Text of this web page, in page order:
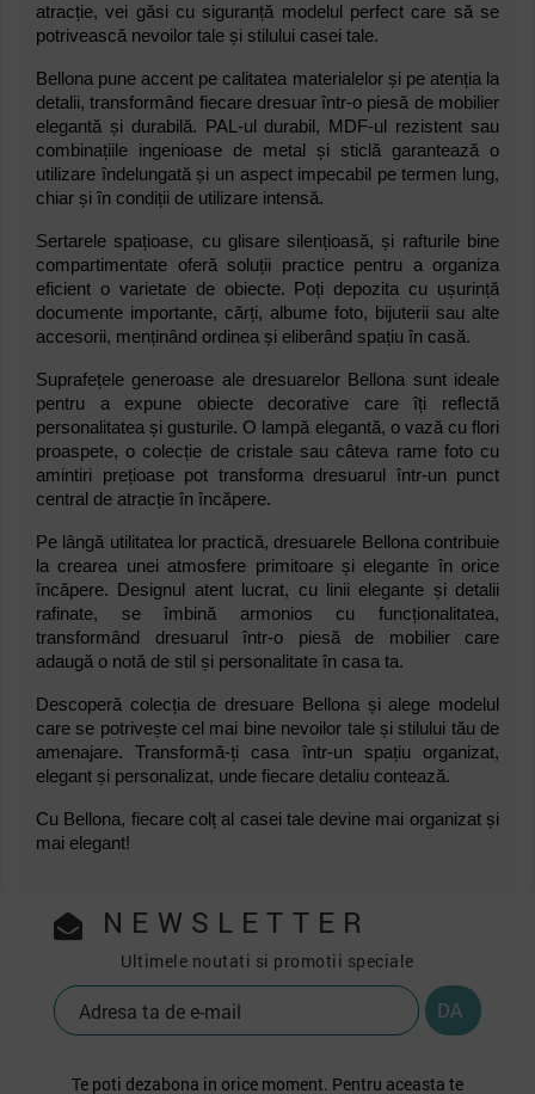
atracție, vei găsi cu siguranță modelul perfect care să se
potrivească nevoilor tale și stilului casei tale.
Bellona pune accent pe calitatea materialelor și pe atenția la
detalii, transformând fiecare dresuar într-o piesă de mobilier
elegantă și durabilă. PAL-ul durabil, MDF-ul rezistent sau
combinațiile ingenioase de metal și sticlă garantează o
utilizare îndelungată și un aspect impecabil pe termen lung,
chiar și în condiții de utilizare intensă.
Sertarele spațioase, cu glisare silențioasă, și rafturile bine
compartimentate oferă soluții practice pentru a organiza
eficient o varietate de obiecte. Poți depozita cu ușurință
documente importante, cărți, albume foto, bijuterii sau alte
accesorii, menținând ordinea și eliberând spațiu în casă.
Suprafețele generoase ale dresuarelor Bellona sunt ideale
pentru a expune obiecte decorative care îți reflectă
personalitatea și gusturile. O lampă elegantă, o vază cu flori
proaspete, o colecție de cristale sau câteva rame foto cu
amintiri prețioase pot transforma dresuarul într-un punct
central de atracție în încăpere.
Pe lângă utilitatea lor practică, dresuarele Bellona contribuie
la crearea unei atmosfere primitoare și elegante în orice
încăpere. Designul atent lucrat, cu linii elegante și detalii
rafinate, se îmbină armonios cu funcționalitatea,
transformând dresuarul într-o piesă de mobilier care
adaugă o notă de stil și personalitate în casa ta.
Descoperă colecția de dresuare Bellona și alege modelul
care se potrivește cel mai bine nevoilor tale și stilului tău de
amenajare. Transformă-ți casa într-un spațiu organizat,
elegant și personalizat, unde fiecare detaliu contează.
Cu Bellona, fiecare colț al casei tale devine mai organizat și
mai elegant!
NEWSLETTER
Ultimele noutati si promotii speciale
Te poti dezabona in orice moment. Pentru aceasta te